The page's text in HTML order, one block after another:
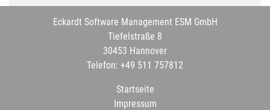
Eckardt Software Management ESM GmbH
Tiefelstraße 8
30453 Hannover
Telefon: +49 511 757812
Startseite
Impressum